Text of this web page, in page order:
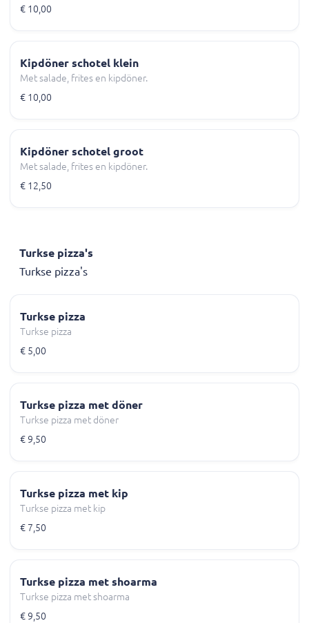
€ 10,00
Kipdöner schotel klein
Met salade, frites en kipdöner.
€ 10,00
Kipdöner schotel groot
Met salade, frites en kipdöner.
€ 12,50
Turkse pizza's
Turkse pizza's
Turkse pizza
Turkse pizza
€ 5,00
Turkse pizza met döner
Turkse pizza met döner
€ 9,50
Turkse pizza met kip
Turkse pizza met kip
€ 7,50
Turkse pizza met shoarma
Turkse pizza met shoarma
€ 9,50